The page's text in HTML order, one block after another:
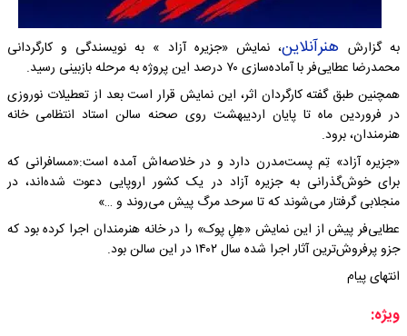
به گزارش هنرآنلاین، نمایش «جزیره آزاد » به نویسندگی و کارگردانی
محمدرضا عطایی‌فر با آماده‌سازی ۷۰ درصد این پروژه به مرحله بازبینی رسید.
همچنین طبق گفته کارگردان اثر، این نمایش قرار است بعد از تعطیلات نوروزی
در فروردین ماه تا پایان اردیبهشت روی صحنه سالن استاد انتظامی خانه
هنرمندان، برود.
«جزیره آزاد» تِم پست‌مدرن دارد و در خلاصه‌اش آمده است:«مسافرانی که
برای خوش‌گذرانی به جزیره آزاد در یک کشور اروپایی دعوت شده‌اند، در
منجلابی گرفتار می‌شوند که تا سرحد مرگ پیش می‌روند و …»
عطایی‌فر پیش از این نمایش «هِلِ پوک» را در خانه هنرمندان اجرا کرده بود که
جزو پرفروش‌ترین آثار اجرا شده سال ۱۴۰۲ در این سالن بود.
انتهای پیام
ویژه: